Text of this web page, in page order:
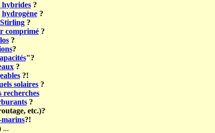
hybrides ?
hydrogène?
Stirling?
comprimé ?
?
?
"?
?
?!
solaires ?
recherches
?
etc.)?
marins?!
...